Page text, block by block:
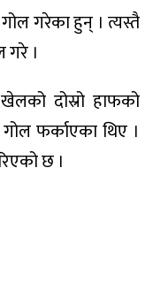
गरेका हुन् । त्यस्तै
।
दोस्रो हाफको
फर्काएका थिए ।
छ ।